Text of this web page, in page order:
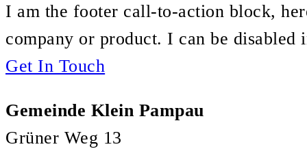
I am the footer call-to-action block,
company or product. I can be disabled
Get In Touch
Gemeinde Klein Pampau
Grüner Weg 13